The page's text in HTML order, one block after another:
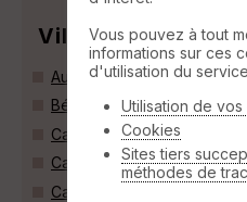
Villes
Audon (40400)
Bégaar (40400)
Candresse (40180)
Cassen (40380)
Castelnau-Chalosse (40360)
Vous pouvez à tout
informations sur ces
d'utilisation du
Utilisation de
Cookies
Sites tiers
méthodes de